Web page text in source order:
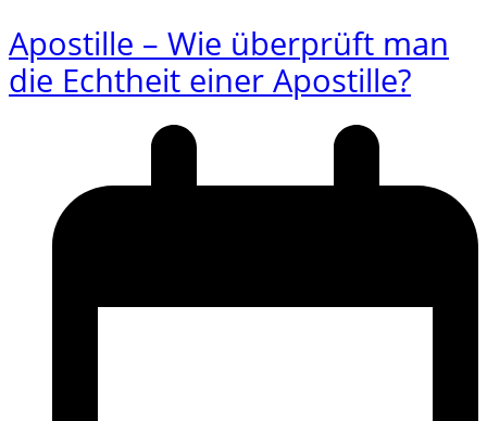
Apostille – Wie überprüft man
die Echtheit einer Apostille?